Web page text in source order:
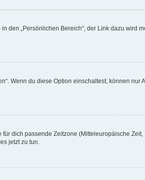
den „Persönlichen Bereich“; der Link dazu wird
Wenn du diese Option einschaltest, können nur
dich passende Zeitzone (Mitteleuropäische Zeit,
jetzt zu tun.